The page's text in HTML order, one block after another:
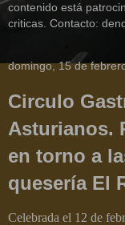
contenido está
criticas. Contacto:
domingo, 15 de
Circulo
Asturianos.
en torno a
quesería El
Celebrada el 12 de